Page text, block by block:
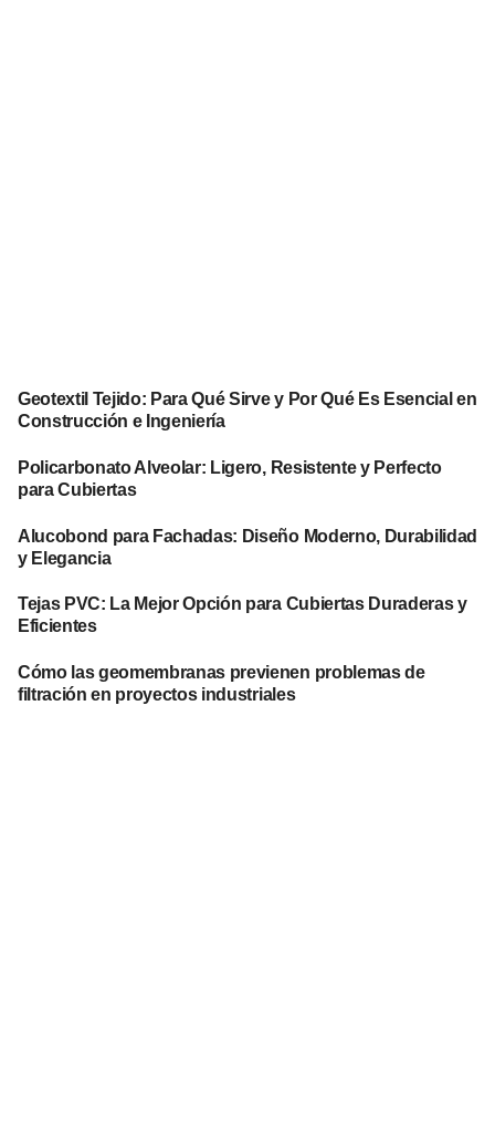
Geotextil Tejido: Para Qué Sirve y Por Qué Es Esencial en
Construcción e Ingeniería
Policarbonato Alveolar: Ligero, Resistente y Perfecto
para Cubiertas
Alucobond para Fachadas: Diseño Moderno, Durabilidad
y Elegancia
Tejas PVC: La Mejor Opción para Cubiertas Duraderas y
Eficientes
Cómo las geomembranas previenen problemas de
filtración en proyectos industriales